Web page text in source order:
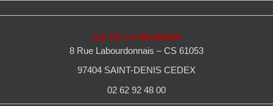
ILE DE LA REUNION
8 Rue Labourdonnais – CS 61053
97404 SAINT-DENIS CEDEX
02 62 92 48 00